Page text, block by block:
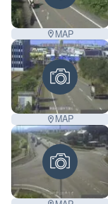
MAP
MAP